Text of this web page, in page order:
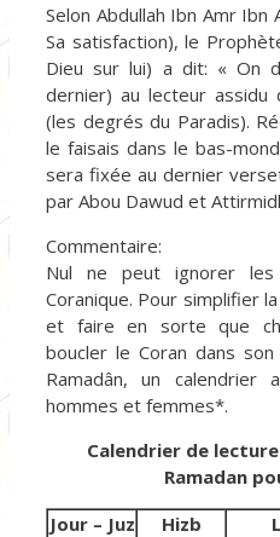
Selon Abdullah Ibn Amr Ibn
Sa satisfaction), le
Dieu sur lui) a dit: « On
dernier) au lecteur assidu
(les degrés du Paradis).
le faisais dans le bas-
sera fixée au dernier
par Abou Dawud et
Commentaire:
Nul ne peut ignorer
Coranique. Pour simplifier
et faire en sorte que
boucler le Coran dans
Ramadân, un calendrier
hommes et femmes*.
Calendrier de
Ramadan
Jour – Juz
Hizb